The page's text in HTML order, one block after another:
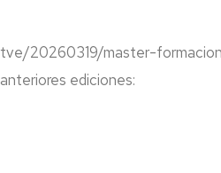
20260319/master-
ediciones: